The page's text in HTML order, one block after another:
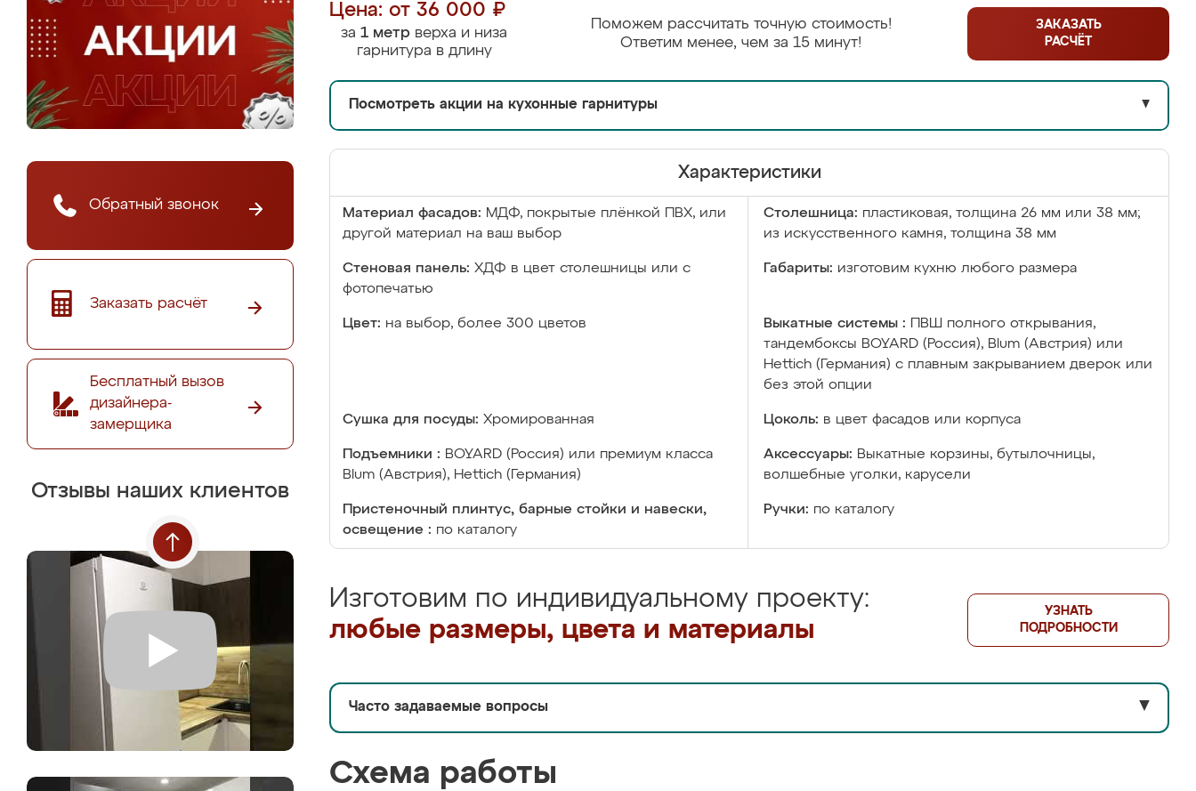
Обратный звонок
Заказать расчёт
Бесплатный вызов
дизайнера-
замерщика
Отзывы наших клиентов
Цена: от 36 000 ₽
за 1 метр верха и низа
гарнитура в длину
Поможем рассчитать точную стоимость!
Ответим менее, чем за 15 минут!
ЗАКАЗАТЬ
РАСЧЁТ
Посмотреть акции на кухонные гарнитуры ▼
Характеристики
Материал фасадов: МДФ, покрытые плёнкой ПВХ, или
другой материал на ваш выбор
Столешница: пластиковая, толщина 26 мм или 38 мм;
из искусственного камня, толщина 38 мм
Стеновая панель: ХДФ в цвет столешницы или с
фотопечатью
Габариты: изготовим кухню любого размера
Цвет: на выбор, более 300 цветов Выкатные системы :
ПВШ полного открывания,
тандембоксы BOYARD (Россия), Blum (Австрия) или
Hettich (Германия) с плавным закрыванием дверок или
без этой опции
Сушка для посуды: Хромированная Цоколь: в цвет фасадов или корпуса
Подъемники : BOYARD (Россия) или премиум класса
Blum (Австрия), Hettich (Германия)
Аксессуары: Выкатные корзины, бутылочницы,
волшебные уголки, карусели
Пристеночный плинтус, барные стойки и навески,
освещение : по каталогу
Ручки: по каталогу
Изготовим по индивидуальному проекту:
любые размеры, цвета и материалы
УЗНАТЬ
ПОДРОБНОСТИ
Часто задаваемые вопросы ▼
Схема работы